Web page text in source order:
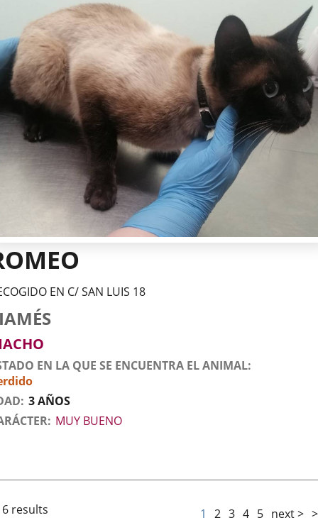
EN C/ SAN LUIS 18
EN LA QUE SE ENCUENTRA EL ANIMAL
3 AÑOS
MUY BUENO
results 1 2 3 4 5 next >